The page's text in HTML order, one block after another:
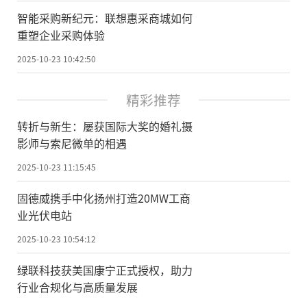
智能采购新纪元：联想惠采商城如何
重塑企业采购体验
2025-10-23 10:42:50
精彩推荐
转折与新生：屡获国际大奖的婚礼摄
影师与索尼微单的相遇
2025-10-23 11:15:45
固德威携手中化扬州打造20MW工商
业光伏电站
2025-10-23 10:54:12
绿联科技获美国康宁正式授权，助力
行业合规化与高质量发展